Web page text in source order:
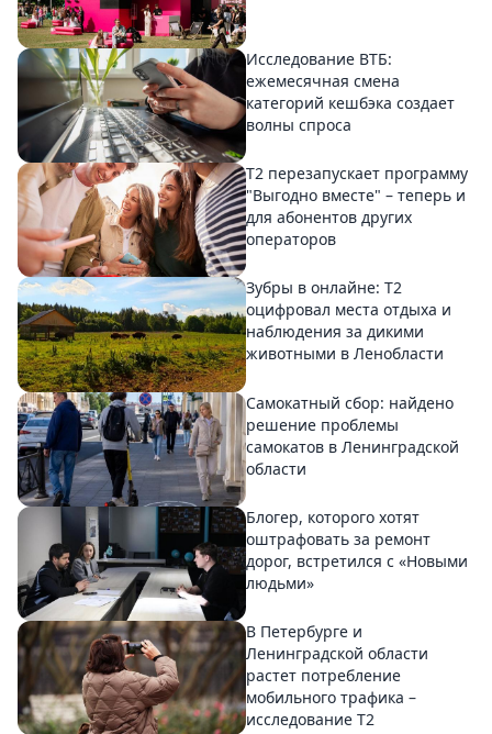
Исследование ВТБ:
ежемесячная смена
категорий кешбэка создает
волны спроса
Т2 перезапускает программу
"Выгодно вместе" – теперь и
для абонентов других
операторов
Зубры в онлайне: Т2
оцифровал места отдыха и
наблюдения за дикими
животными в Ленобласти
Самокатный сбор: найдено
решение проблемы
самокатов в Ленинградской
области
Блогер, которого хотят
оштрафовать за ремонт
дорог, встретился с «Новыми
людьми»
В Петербурге и
Ленинградской области
растет потребление
мобильного трафика –
исследование T2